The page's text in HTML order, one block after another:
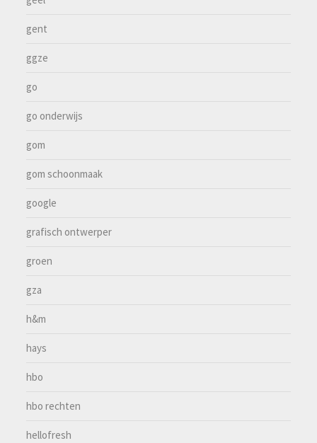
gent
ggze
go
go onderwijs
gom
gom schoonmaak
google
grafisch ontwerper
groen
gza
h&m
hays
hbo
hbo rechten
hellofresh